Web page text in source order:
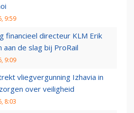
9:59
financieel directeur KLM Erik
aan de slag bij ProRail
9:09
vliegvergunning Izhavia in
over veiligheid
8:03